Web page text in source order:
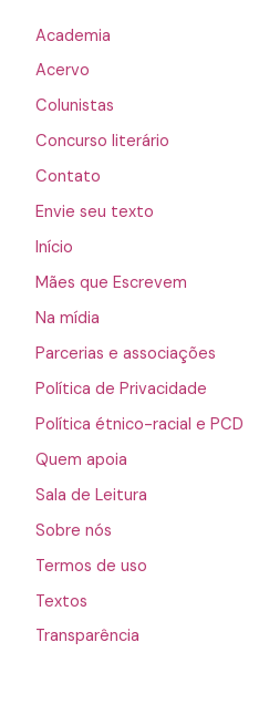
Academia
Acervo
Colunistas
Concurso literário
Contato
Envie seu texto
Início
Mães que Escrevem
Na mídia
Parcerias e associações
Política de Privacidade
Política étnico-racial e PCD
Quem apoia
Sala de Leitura
Sobre nós
Termos de uso
Textos
Transparência